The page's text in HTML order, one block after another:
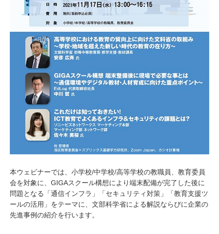
本ウェビナーでは、小学校/中学校/高等学校の教職員、教育委員
会を対象に、GIGAスクール構想により端末配備が完了した後に
問題となる「通信インフラ」「セキュリティ対策」「教育支援ツ
ールの活用」をテーマに、文部科学省による解説ならびに企業の
先進事例の紹介を行います。